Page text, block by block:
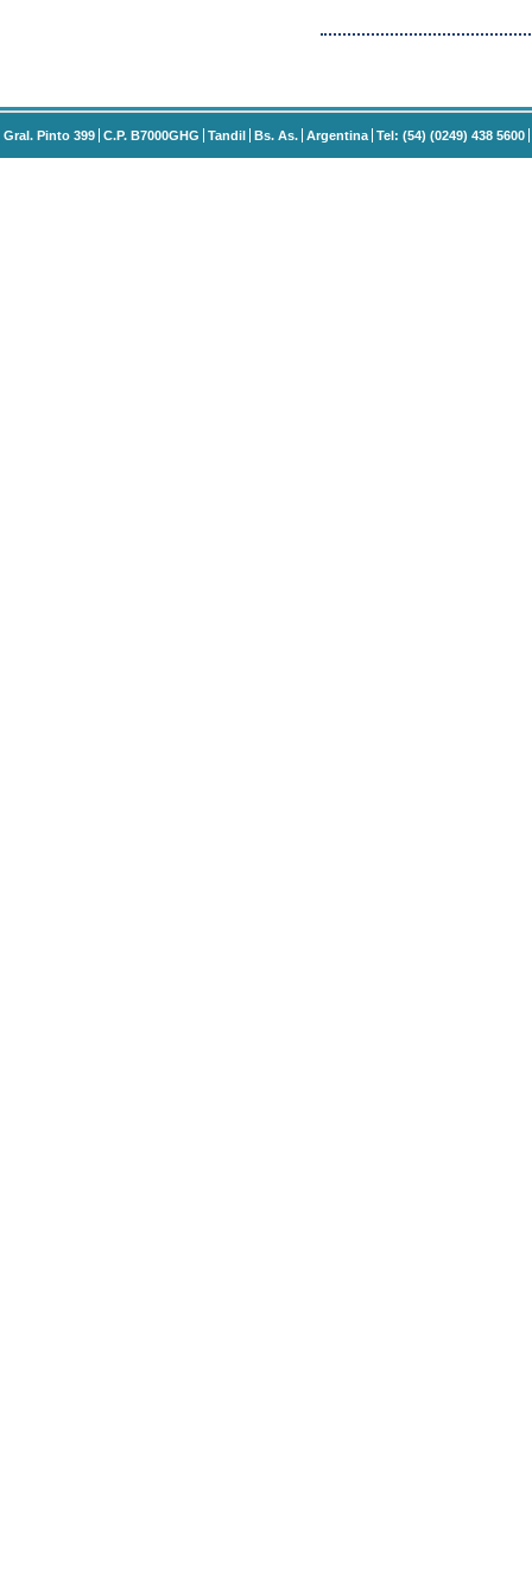
Gral. Pinto 399 C.P. B7000GHG Tandil Bs. As. Argentina Tel: (54) (0249) 438 5600